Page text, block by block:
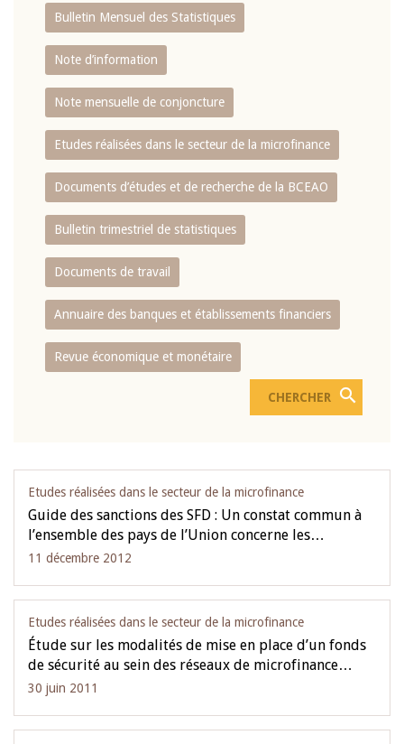
Bulletin Mensuel des Statistiques
Note d’information
Note mensuelle de conjoncture
Etudes réalisées dans le secteur de la microfinance
Documents d’études et de recherche de la BCEAO
Bulletin trimestriel de statistiques
Documents de travail
Annuaire des banques et établissements financiers
Revue économique et monétaire
Etudes réalisées dans le secteur de la microfinance
Guide des sanctions des SFD : Un constat commun à
l’ensemble des pays de l’Union concerne les…
11 décembre 2012
Etudes réalisées dans le secteur de la microfinance
Étude sur les modalités de mise en place d’un fonds
de sécurité au sein des réseaux de microfinance…
30 juin 2011